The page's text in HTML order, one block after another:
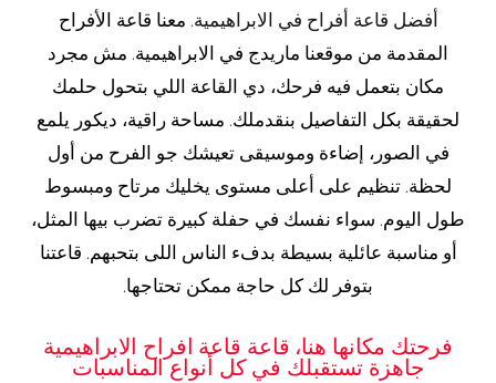
أفضل قاعة أفراح في الابراهيمية. معنا قاعة الأفراح
المقدمة من موقعنا ماريدج في الابراهيمية. مش مجرد
مكان بتعمل فيه فرحك، دي القاعة اللي بتحول حلمك
لحقيقة بكل التفاصيل بنقدملك. مساحة راقية، ديكور يلمع
في الصور، إضاءة وموسيقى تعيشك جو الفرح من أول
لحظة. تنظيم على أعلى مستوى يخليك مرتاح ومبسوط
طول اليوم. سواء نفسك في حفلة كبيرة تضرب بيها المثل،
أو مناسبة عائلية بسيطة بدفء الناس اللى بتحبهم. قاعتنا
بتوفر لك كل حاجة ممكن تحتاجها.
فرحتك مكانها هنا، قاعة قاعة افراح الابراهيمية
جاهزة تستقبلك في كل أنواع المناسبات